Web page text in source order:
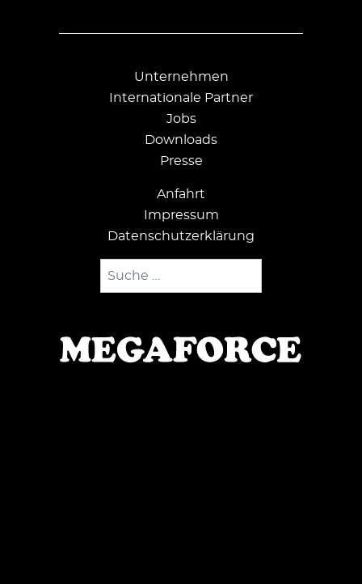
Unternehmen
Internationale Partner
Jobs
Downloads
Presse
Anfahrt
Impressum
Datenschutzerklärung
Suchen